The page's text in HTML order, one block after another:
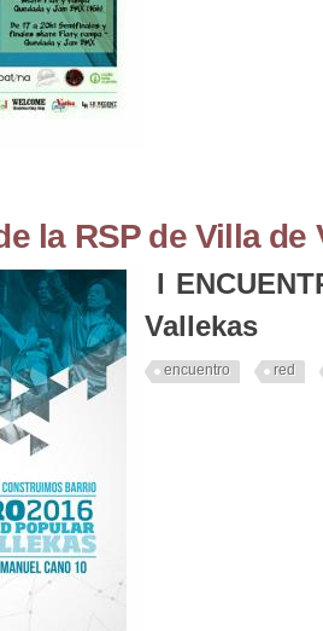
la RSP de Villa de
I
Vallekas
encuentro red